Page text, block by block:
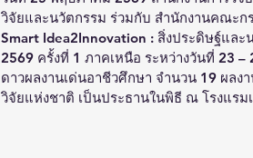
วิจัยและนวัตกรรม ร่วมกับ สำนักงานคณะก
Smart Idea2Innovation : สิ่งประดิษฐ์แล
2569 ครั้งที่ 1 ภาคเหนือ ระหว่างวันที่ 23
ดาวผลงานเด่นอาชีวศึกษา จำนวน 19 ผลง
วิจัยแห่งชาติ เป็นประธานในพิธี ณ โรงแรม